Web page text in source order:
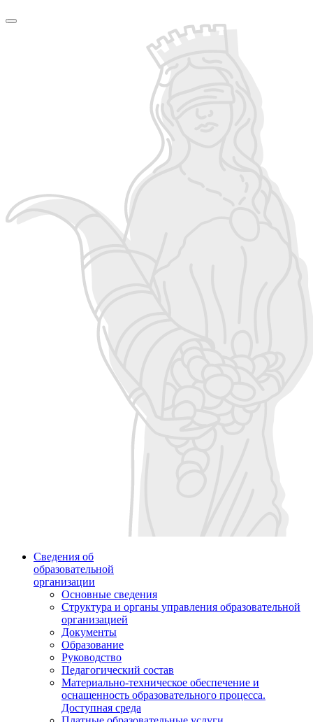
Сведения об
образовательной
организации
Основные сведения
Структура и органы управления образовательной
организацией
Документы
Образование
Руководство
Педагогический состав
Материально-техническое обеспечение и
оснащенность образовательного процесса.
Доступная среда